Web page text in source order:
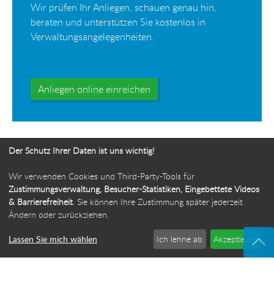
Wir prüfen Ihr Anliegen, schauen genau hin,
beraten und unterstützen Sie kostenlos in
Verwaltungsangelegenheiten.
Anliegen online einreichen
Ihr Weg zur Bürgerbeauftragten
© 2026 Die Bürgerbeauftragte des Freistaats Thüringen
Der Schutz Ihrer Daten ist uns wichtig!
Wir verwenden Cookies und Third-Party-Tools für
Zustimmungsverwaltung, Besucher-Statistiken, Eingebettete Videos
& Barrierefreiheit. Sie können Ihre Zustimmung später jederzeit
Ändern oder zurückziehen.
Lassen Sie mich wählen Ich lehne ab Akzeptieren